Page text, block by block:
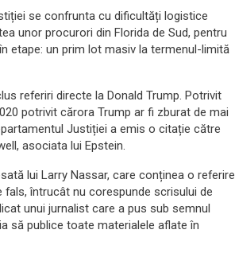
se confrunta cu dificultăți logistice
unor procurori din Florida de Sud, pentru
etape: un prim lot masiv la termenul-limită
referiri directe la Donald Trump. Potrivit
potrivit cărora Trump ar fi zburat de mai
Justiției a emis o citație către
asociata lui Epstein.
lui Larry Nassar, care conținea o referire
întrucât nu corespunde scrisului de
unui jurnalist care a pus sub semnul
să publice toate materialele aflate în